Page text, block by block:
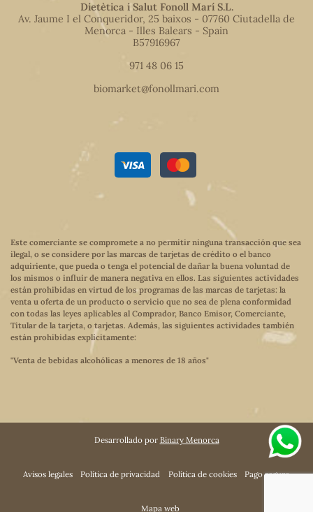
Dietètica i Salut Fonoll Marí S.L.
Av. Jaume I el Conqueridor, 25 baixos - 07760 Ciutadella de
Menorca - Illes Balears - Spain
B57916967
971 48 06 15
biomarket@fonollmari.com
Este comerciante se compromete a no permitir ninguna transacción que sea
ilegal, o se considere por las marcas de tarjetas de crédito o el banco
adquiriente, que pueda o tenga el potencial de dañar la buena voluntad de
los mismos o influir de manera negativa en ellos. Las siguientes actividades
están prohibidas en virtud de los programas de las marcas de tarjetas: la
venta u oferta de un producto o servicio que no sea de plena conformidad
con todas las leyes aplicables al Comprador, Banco Emisor, Comerciante,
Titular de la tarjeta, o tarjetas. Además, las siguientes actividades también
están prohibidas explícitamente:
"Venta de bebidas alcohólicas a menores de 18 años"
Desarrollado por Binary Menorca
Avisos legales Política de privacidad Política de cookies Pago seguro
Mapa web